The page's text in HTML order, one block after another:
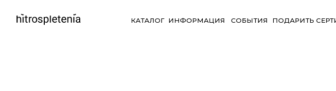
КАТАЛОГ ИНФОРМАЦИЯ СОБЫТИЯ ПОДАРИТЬ СЕРТИФИКАТ